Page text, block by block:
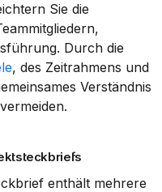
Sie die
Durch die
, des Zeitrahmens und
Verständnis
enthält mehrere